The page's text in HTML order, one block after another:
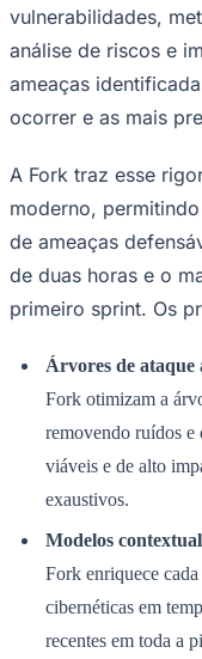
Corinthians
vulnerabilidades,
análise de riscos e
ameaças
ocorrer e as mais
A Fork traz esse
moderno,
de ameaças
de duas horas e o
primeiro sprint. Os
Árvores de
Fork otimizam a
removendo ruídos e
viáveis ​​e de alto
exaustivos.
Modelos
Fork enriquece
cibernéticas em
recentes em toda a